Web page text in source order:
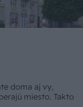
doma aj vy,
miesto. Takto